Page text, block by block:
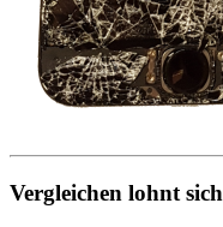
Vergleichen lohnt sich